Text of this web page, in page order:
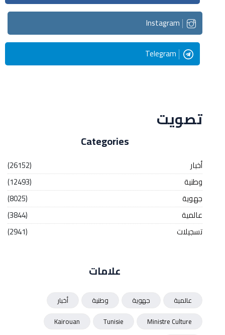
Instagram
Telegram
تصويت
Categories
أخبار
(26152)
وطنية
(12493)
جهوية
(8025)
عالمية
(3844)
تسجيلات
(2941)
علامات
عالمية جهوية وطنية
أخبار
Ministre Culture
Tunisie
Kairouan